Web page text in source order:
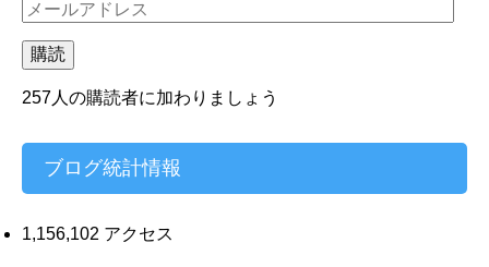
メ
ー
ル
ア
ド
ス
購読
257人の購読者に加わりましょう
ブログ統計情報
1,156,102 アクセス